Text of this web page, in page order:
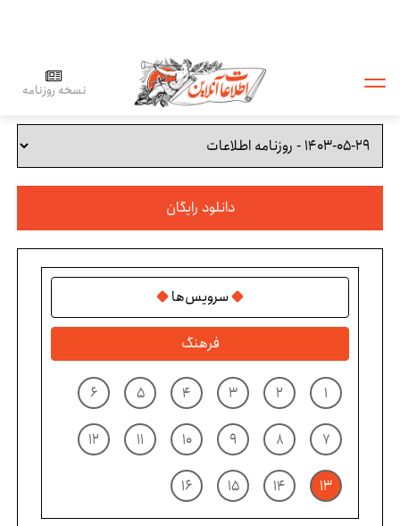
نسخه روزنامه
دانلود رایگان
سرویس‌ها
فرهنگ
۱ ۲ ۳ ۴ ۵ ۶
۷ ۸ ۹ ۱۰ ۱۱ ۱۲
۱۳ ۱۴ ۱۵ ۱۶